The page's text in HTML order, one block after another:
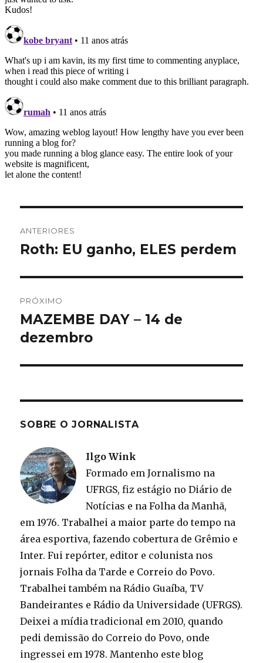
de
ANTERIORES
Post
Roth: EU ganho, ELES perdem
PRÓXIMO
Próximo
post:
MAZEMBE DAY – 14 de
dezembro
SOBRE O JORNALISTA
Ilgo Wink
Formado em Jornalismo na
UFRGS, fiz estágio no Diário de
Notícias e na Folha da Manhã,
em 1976. Trabalhei a maior parte do tempo na
área esportiva, fazendo cobertura de Grêmio e
Inter. Fui repórter, editor e colunista nos
jornais Folha da Tarde e Correio do Povo.
Trabalhei também na Rádio Guaíba, TV
Bandeirantes e Rádio da Universidade (UFRGS).
Deixei a mídia tradicional em 2010, quando
pedi demissão do Correio do Povo, onde
ingressei em 1978. Mantenho este blog